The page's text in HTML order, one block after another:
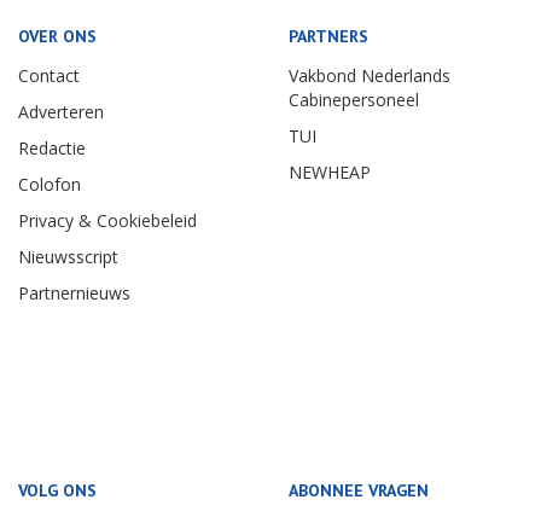
OVER ONS
Contact
Adverteren
Redactie
Colofon
Privacy & Cookiebeleid
Nieuwsscript
Partnernieuws
PARTNERS
Vakbond Nederlands
Cabinepersoneel
TUI
NEWHEAP
VOLG ONS ABONNEE VRAGEN